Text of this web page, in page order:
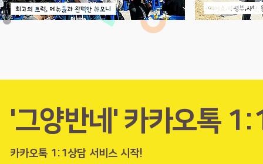
'그양반네' 카카오톡
카카오톡 1:1상담 서비스 시작!